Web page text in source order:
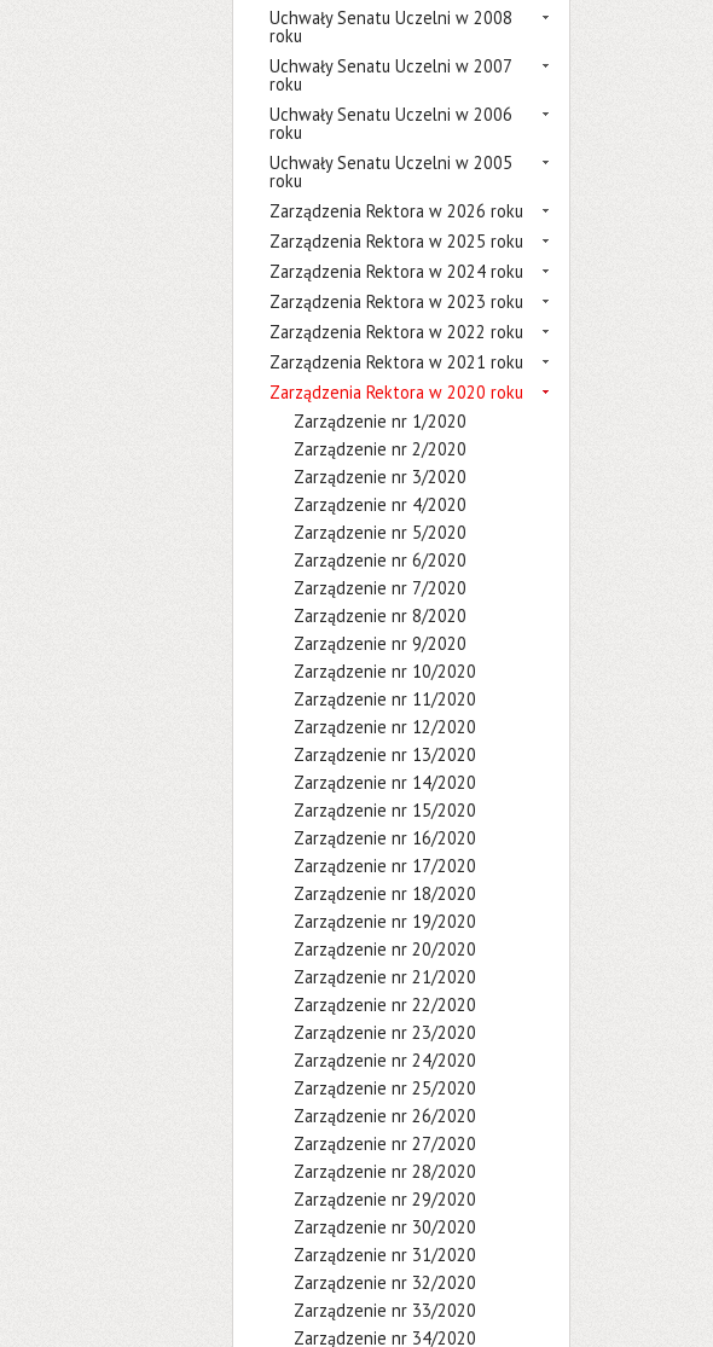
Uchwały Senatu Uczelni w 2008
roku
Uchwały Senatu Uczelni w 2007
roku
Uchwały Senatu Uczelni w 2006
roku
Uchwały Senatu Uczelni w 2005
roku
Zarządzenia Rektora w 2026 roku
Zarządzenia Rektora w 2025 roku
Zarządzenia Rektora w 2024 roku
Zarządzenia Rektora w 2023 roku
Zarządzenia Rektora w 2022 roku
Zarządzenia Rektora w 2021 roku
Zarządzenia Rektora w 2020 roku
Zarządzenie nr 1/2020
Zarządzenie nr 2/2020
Zarządzenie nr 3/2020
Zarządzenie nr 4/2020
Zarządzenie nr 5/2020
Zarządzenie nr 6/2020
Zarządzenie nr 7/2020
Zarządzenie nr 8/2020
Zarządzenie nr 9/2020
Zarządzenie nr 10/2020
Zarządzenie nr 11/2020
Zarządzenie nr 12/2020
Zarządzenie nr 13/2020
Zarządzenie nr 14/2020
Zarządzenie nr 15/2020
Zarządzenie nr 16/2020
Zarządzenie nr 17/2020
Zarządzenie nr 18/2020
Zarządzenie nr 19/2020
Zarządzenie nr 20/2020
Zarządzenie nr 21/2020
Zarządzenie nr 22/2020
Zarządzenie nr 23/2020
Zarządzenie nr 24/2020
Zarządzenie nr 25/2020
Zarządzenie nr 26/2020
Zarządzenie nr 27/2020
Zarządzenie nr 28/2020
Zarządzenie nr 29/2020
Zarządzenie nr 30/2020
Zarządzenie nr 31/2020
Zarządzenie nr 32/2020
Zarządzenie nr 33/2020
Zarządzenie nr 34/2020